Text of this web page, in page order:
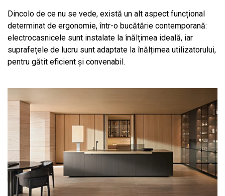
Dincolo de ce nu se vede, există un alt aspect funcțional
determinat de ergonomie, într-o bucătărie contemporană:
electrocasnicele sunt instalate la înălțimea ideală, iar
suprafețele de lucru sunt adaptate la înălțimea utilizatorului,
pentru gătit eficient și convenabil.